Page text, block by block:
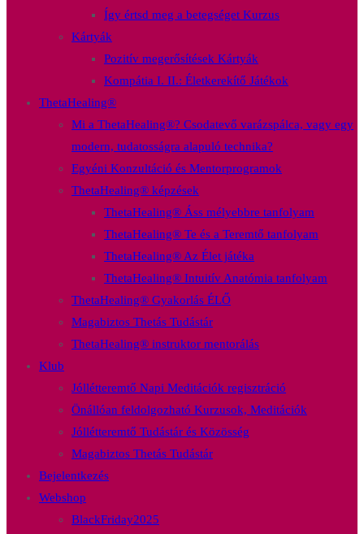
Így értsd meg a betegséget Kurzus
Kártyák
Pozitív megerősítések Kártyák
Kompátia I. II.: Életkerekítő Játékok
ThetaHealing®
Mi a ThetaHealing®? Csodatevő varázspálca, vagy egy
modern, tudatosságra alapuló technika?
Egyéni Konzultáció és Mentorprogramok
ThetaHealing® képzések
ThetaHealing® Áss mélyebbre tanfolyam
ThetaHealing® Te és a Teremtő tanfolyam
ThetaHealing® Az Élet játéka
ThetaHealing® Intuitív Anatómia tanfolyam
ThetaHealing® Gyakorlás ÉLŐ
Magabiztos Thetás Tudástár
ThetaHealing® instruktor mentorálás
Klub
Jóllétteremtő Napi Meditációk regisztráció
Önállóan feldolgozható Kurzusok, Meditációk
Jóllétteremtő Tudástár és Közösség
Magabiztos Thetás Tudástár
Bejelentkezés
Webshop
BlackFriday2025